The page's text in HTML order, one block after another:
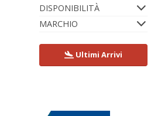
DISPONIBILITÀ
MARCHIO
Ultimi Arrivi